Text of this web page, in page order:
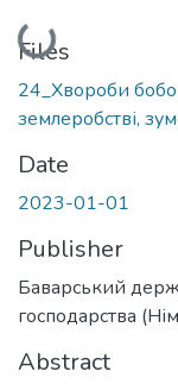
Loading...
Files
24_Хвороби
землеробстві,
Date
2023-01-01
Publisher
Баварський
господарства
Abstract